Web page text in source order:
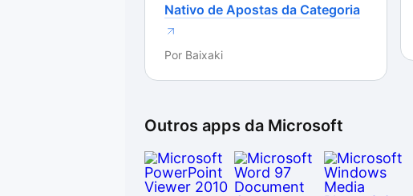
Nativo de Apostas da Categoria
Por Baixaki
Outros apps da Microsoft